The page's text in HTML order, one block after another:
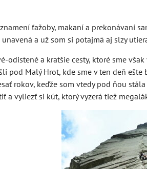
ťažoby, makaní a prekonávaní
a už som si potajmä aj slzy
odistené a kratšie cesty, ktoré sme
pod Malý Hrot, kde sme v ten deň
rokov, keďže som vtedy pod ňou
a vyliezť si kút, ktorý vyzerá tiež